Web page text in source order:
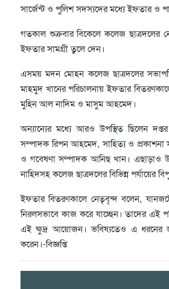
সার্জেন্ট ও পুলিশ সদস্যদের মধ্যে ইফতার ও
গতকাল শুক্রবার বিকেলে কলেজ
ইফতার সামগ্রী তুলে দেন।
এসময় মদন মোহন কলেজ ছাত্রদলের
মাহমুদ খানের পরিচালনায় ইফতার
মুহিন আল নাদিম ও মাসুম আহমেদ।
অন্যান্যের মধ্যে আরও উপস্থিত ছিলেন
সম্পাদক রিপন আহমেদ, সাহিত্য ও
ও গবেষণা সম্পাদক আনিছ খান। এছাড়াও
নাহিদসহ কলেজ ছাত্রদলের বিভিন্ন পর্যায়ের
ইফতার বিতরণকালে নেতৃবৃন্দ বলেন,
নিরলসভাবে কাজ করে যাচ্ছেন। তাদের এই
এই ক্ষুদ্র আয়োজন। ভবিষ্যতেও এ ধরনের
করেন।-বিজ্ঞপ্তি